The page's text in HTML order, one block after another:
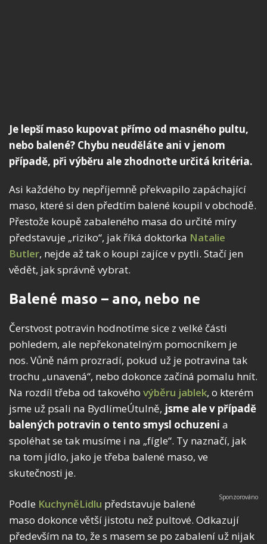
Je lepší maso kupovat přímo od masného pultu,
nebo balené? Chybu neuděláte ani v jenom
případě, při výběru ale zhodnoťte určitá kritéria.
Asi každého by nepříjemně překvapilo zapáchající
maso, které si den předtím balené koupil v obchodě.
Přestože koupě zabaleného masa do určité míry
představuje „riziko“, jak říká doktorka Natalie
Butler, nejde až tak o koupi zajíce v pytli. Stačí jen
vědět, jak správně vybrat.
Balené maso – ano, nebo ne
Čerstvost potravin hodnotíme sice z velké části
pohledem, ale nepřekonatelným pomocníkem je
nos. Vůně nám prozradí, pokud už je potravina tak
trochu „unavená“, nebo dokonce začíná pomalu hnít.
Na rozdíl třeba od takového výběru jablek, o kterém
jsme už psali na BydlímeÚtulně, jsme ale v případě
balených potravin o tento smysl ochuzeni a
spoléhat se tak musíme i na „fígle“. Ty naznačí, jak
na tom jídlo, jako je třeba balené maso, ve
skutečnosti je.
Podle KuchyněLidlu představuje balené
maso dokonce větší jistotu než pultové. Odkazují
především na to, že s masem se po zabalení už nijak